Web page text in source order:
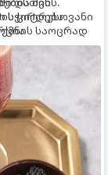
ციტრუსოვანი
საოცრად
სჭირდება.